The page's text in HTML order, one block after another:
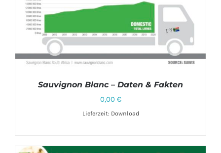
Sauvignon Blanc – Daten & Fakten
0,00 €
Lieferzeit: Download